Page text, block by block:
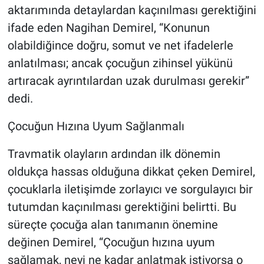
aktarımında detaylardan kaçınılması gerektiğini
ifade eden Nagihan Demirel, “Konunun
olabildiğince doğru, somut ve net ifadelerle
anlatılması; ancak çocuğun zihinsel yükünü
artıracak ayrıntılardan uzak durulması gerekir”
dedi.
Çocuğun Hızına Uyum Sağlanmalı
Travmatik olayların ardından ilk dönemin
oldukça hassas olduğuna dikkat çeken Demirel,
çocuklarla iletişimde zorlayıcı ve sorgulayıcı bir
tutumdan kaçınılması gerektiğini belirtti. Bu
süreçte çocuğa alan tanımanın önemine
değinen Demirel, “Çocuğun hızına uyum
sağlamak, neyi ne kadar anlatmak istiyorsa o